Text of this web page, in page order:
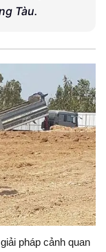
Tàu.
pháp cảnh quan